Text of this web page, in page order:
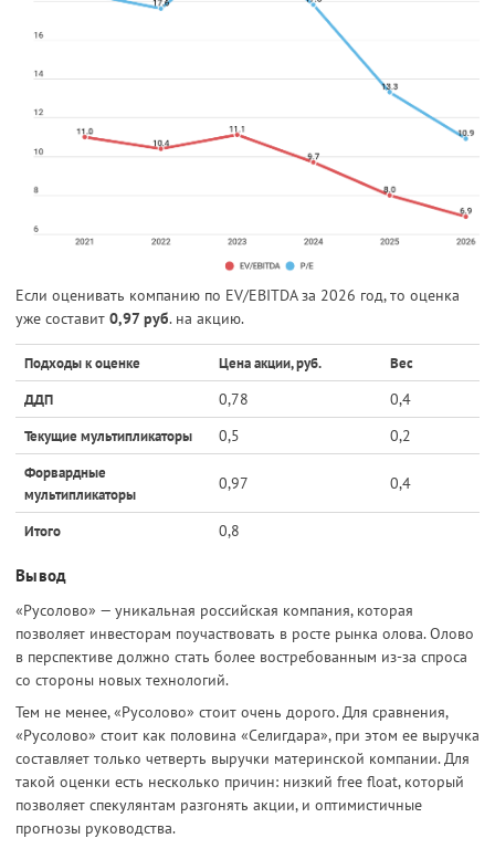
Если оценивать компанию по EV/EBITDA за 2026 год, то оценка
уже составит 0,97 руб. на акцию.
Подходы к оценке Цена акции, руб.
Вес
ДДП
0,78 0,4
Текущие мультипликаторы 0,5 0,2
Форвардные
мультипликаторы
0,97 0,4
Итого 0,8
Вывод
«Русолово» — уникальная российская компания, которая
позволяет инвесторам поучаствовать в росте рынка олова. Олово
в перспективе должно стать более востребованным из-за спроса
со стороны новых технологий.
Тем не менее, «Русолово» стоит очень дорого. Для сравнения,
«Русолово» стоит как половина «Селигдара», при этом ее выручка
составляет только четверть выручки материнской компании. Для
такой оценки есть несколько причин: низкий free float, который
позволяет спекулянтам разгонять акции, и оптимистичные
прогнозы руководства.